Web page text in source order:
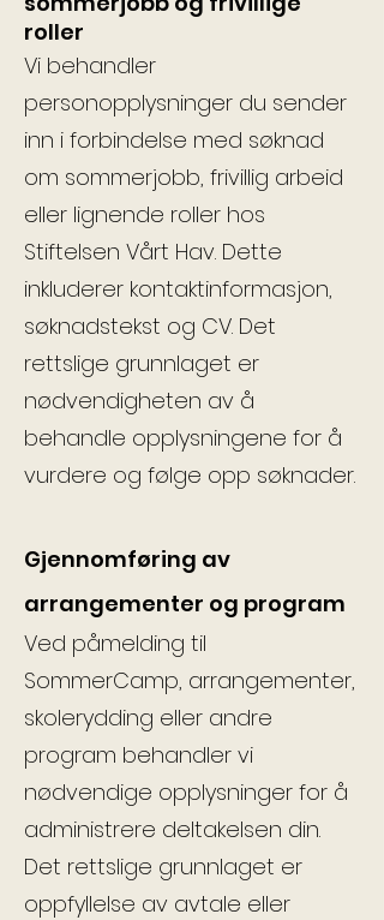
roller
Vi behandler
personopplysninger du sender
inn i forbindelse med søknad
om sommerjobb, frivillig arbeid
eller lignende roller hos
Stiftelsen Vårt Hav. Dette
inkluderer kontaktinformasjon,
søknadstekst og CV. Det
rettslige grunnlaget er
nødvendigheten av å
behandle opplysningene for å
vurdere og følge opp søknader.
Gjennomføring av
arrangementer og program
Ved påmelding til
SommerCamp, arrangementer,
skolerydding eller andre
program behandler vi
nødvendige opplysninger for å
administrere deltakelsen din.
Det rettslige grunnlaget er
oppfyllelse av avtale eller